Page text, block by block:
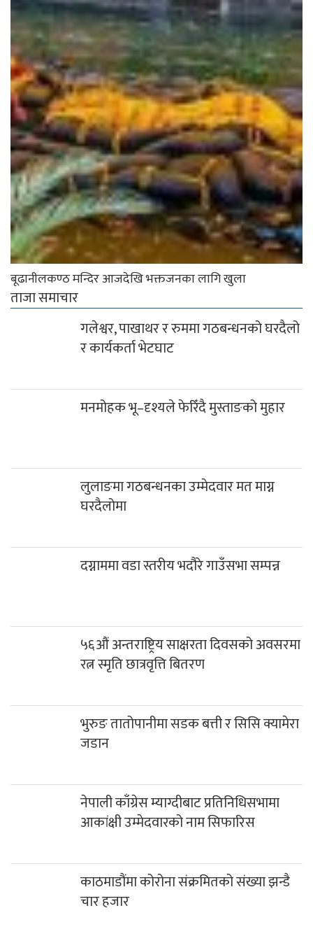
बूढानीलकण्ठ मन्दिर आजदेखि भक्तजनका लागि खुला
ताजा समाचार
गलेश्वर, पाखाथर र रुममा गठबन्धनको घरदैलो
र कार्यकर्ता भेटघाट
मनमोहक भू–दृश्यले फेरिँदै मुस्ताङको मुहार
लुलाङमा गठबन्धनका उम्मेदवार मत माग्न
घरदैलोमा
दग्नाममा वडा स्तरीय भदौरे गाउँसभा सम्पन्न
५६औं अन्तराष्ट्रिय साक्षरता दिवसको अवसरमा
रत्न स्मृति छात्रवृत्ति बितरण
भुरुङ तातोपानीमा सडक बत्ती र सिसि क्यामेरा
जडान
नेपाली काँग्रेस म्याग्दीबाट प्रतिनिधिसभामा
आकांक्षी उम्मेदवारको नाम सिफारिस
काठमाडौंमा कोरोना संक्रमितको संख्या झन्डै
चार हजार